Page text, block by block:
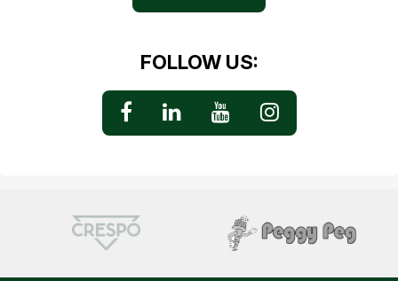
FOLLOW US: